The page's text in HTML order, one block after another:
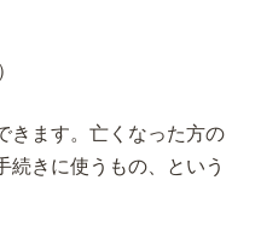
きます。亡くなった方の
続きに使うもの、という